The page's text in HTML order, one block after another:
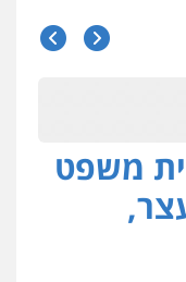
מעצרים
פלילי
מעצרים
משפט